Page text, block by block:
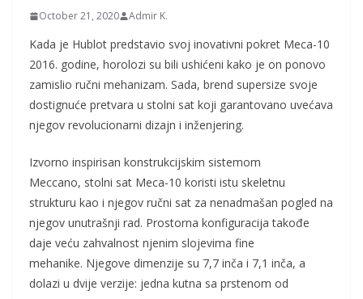
October 21, 2020 Admir K.
Kada je Hublot predstavio svoj inovativni pokret Meca-10
2016. godine, horolozi su bili ushićeni kako je on ponovo
zamislio ručni mehanizam. Sada, brend supersize svoje
dostignuće pretvara u stolni sat koji garantovano uvećava
njegov revolucionarni dizajn i inženjering.
Izvorno inspirisan konstrukcijskim sistemom
Meccano, stolni sat Meca-10 koristi istu skeletnu
strukturu kao i njegov ručni sat za nenadmašan pogled na
njegov unutrašnji rad. Prostorna konfiguracija takođe
daje veću zahvalnost njenim slojevima fine
mehanike. Njegove dimenzije su 7,7 inča i 7,1 inča, a
dolazi u dvije verzije: jedna kutna sa prstenom od